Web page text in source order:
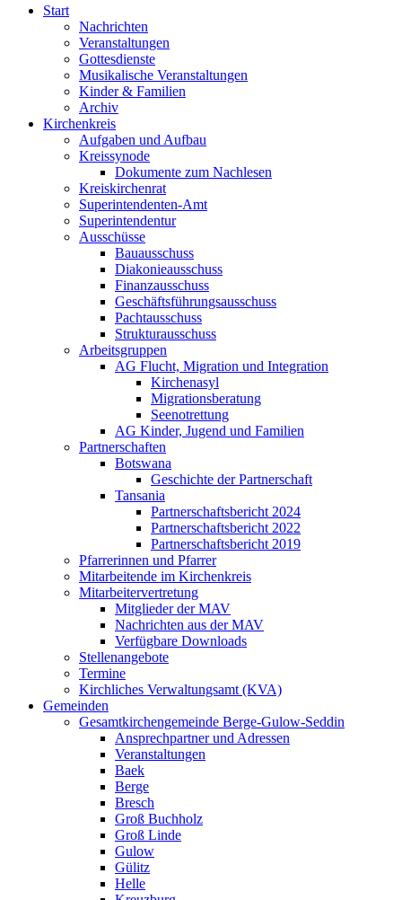
Start
Nachrichten
Veranstaltungen
Gottesdienste
Musikalische Veranstaltungen
Kinder & Familien
Archiv
Kirchenkreis
Aufgaben und Aufbau
Kreissynode
Dokumente zum Nachlesen
Kreiskirchenrat
Superintendenten-Amt
Superintendentur
Ausschüsse
Bauausschuss
Diakonieausschuss
Finanzausschuss
Geschäftsführungsausschuss
Pachtausschuss
Strukturausschuss
Arbeitsgruppen
AG Flucht, Migration und Integration
Kirchenasyl
Migrationsberatung
Seenotrettung
AG Kinder, Jugend und Familien
Partnerschaften
Botswana
Geschichte der Partnerschaft
Tansania
Partnerschaftsbericht 2024
Partnerschaftsbericht 2022
Partnerschaftsbericht 2019
Pfarrerinnen und Pfarrer
Mitarbeitende im Kirchenkreis
Mitarbeitervertretung
Mitglieder der MAV
Nachrichten aus der MAV
Verfügbare Downloads
Stellenangebote
Termine
Kirchliches Verwaltungsamt (KVA)
Gemeinden
Gesamtkirchengemeinde Berge-Gulow-Seddin
Ansprechpartner und Adressen
Veranstaltungen
Baek
Berge
Bresch
Groß Buchholz
Groß Linde
Gulow
Gülitz
Helle